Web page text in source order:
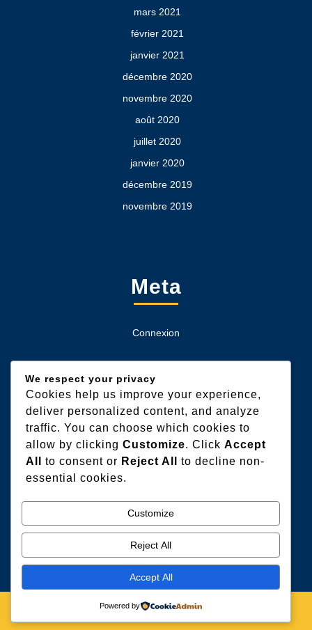
mars 2021
février 2021
janvier 2021
décembre 2020
novembre 2020
août 2020
juillet 2020
janvier 2020
décembre 2019
novembre 2019
Meta
Connexion
Categories
Extérieur
Humidité & Salubrité
Intérieur
Industrial WordPress Theme
We respect your privacy
Cookies help us improve your experience,
deliver personalized content, and analyze
traffic. You can choose which cookies to
allow by clicking Customize. Click Accept
All
to consent or Reject All
to decline non-
essential cookies.
Customize
Reject All
Accept All
Powered by